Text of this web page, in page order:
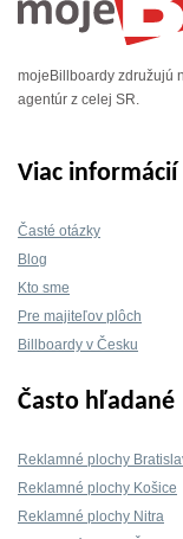
mojeBillboardy združujú
agentúr z celej SR.
Viac informácií
Časté otázky
Blog
Kto sme
Pre majiteľov plôch
Billboardy v Česku
Často hľadané
Reklamné plochy
Reklamné plochy Košice
Reklamné plochy Nitra